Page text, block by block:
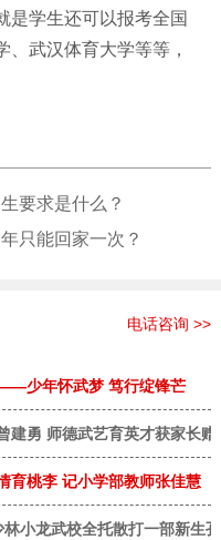
是学生还可以报考全国
武汉体育大学等等，
要求是什么？
只能回家一次？
电话咨询 >>
少年怀武梦 笃行绽锋芒
建勇 师德武艺育英才获家长赠
育桃李 记小学部教师张佳慧
小龙武校全托散打一部新生